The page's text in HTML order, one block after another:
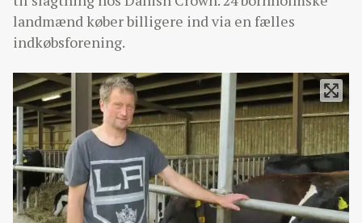
landmænd køber billigere ind via en fælles
indkøbsforening.